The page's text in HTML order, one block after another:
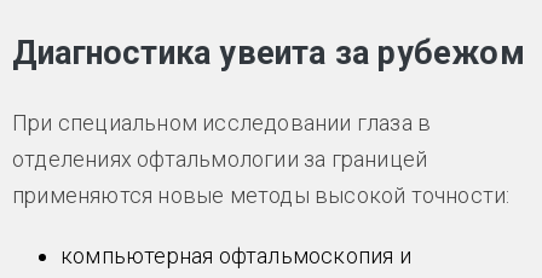
Диагностика увеита за рубежом
При специальном исследовании глаза в
отделениях офтальмологии за границей
применяются новые методы высокой точности:
компьютерная офтальмоскопия и